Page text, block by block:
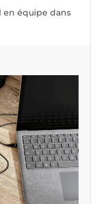
en équipe dans